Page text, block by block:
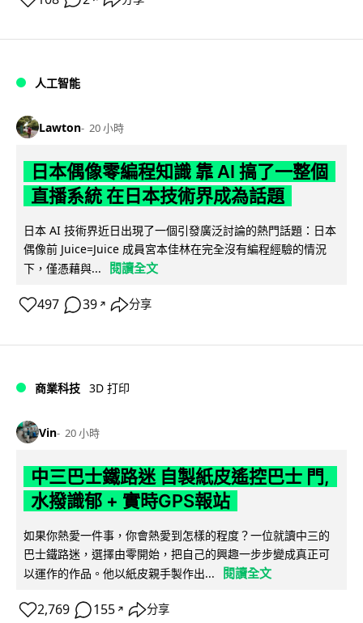
人工智能
Lawton 20 小時
日本偶像零編程知識 靠 AI 搞了一整個
直播系統 在日本技術界成為話題
日本 AI 技術界近日出現了一個引發廣泛討論的熱門話題：日本
偶像前 Juice=Juice 成員宮本佳林在完全沒有編程經驗的情況
下，僅憑藉與...
閱讀全文
497 39 ↗ 分享
商業科技 3D 打印
Vin 20 小時
中三巴士鐵路迷 自製紙皮遙控巴士 門,
水撥識郁 + 實時GPS報站
如果你熱愛一件事，你會熱愛到怎樣的程度？一位就讀中三的
巴士鐵路迷，選擇由零開始，把自己的興趣一步步變成真正可
以運作的作品。他以紙皮親手製作出...
閱讀全文
2,769 155 ↗ 分享